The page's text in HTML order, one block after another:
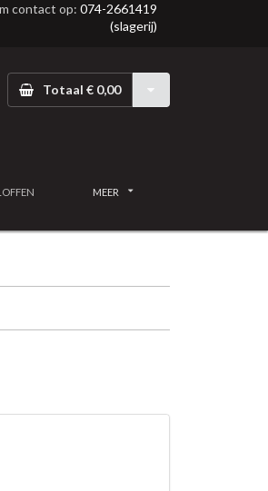
contact op: 074-2661419
(slagerij)
Totaal € 0,00
MEER